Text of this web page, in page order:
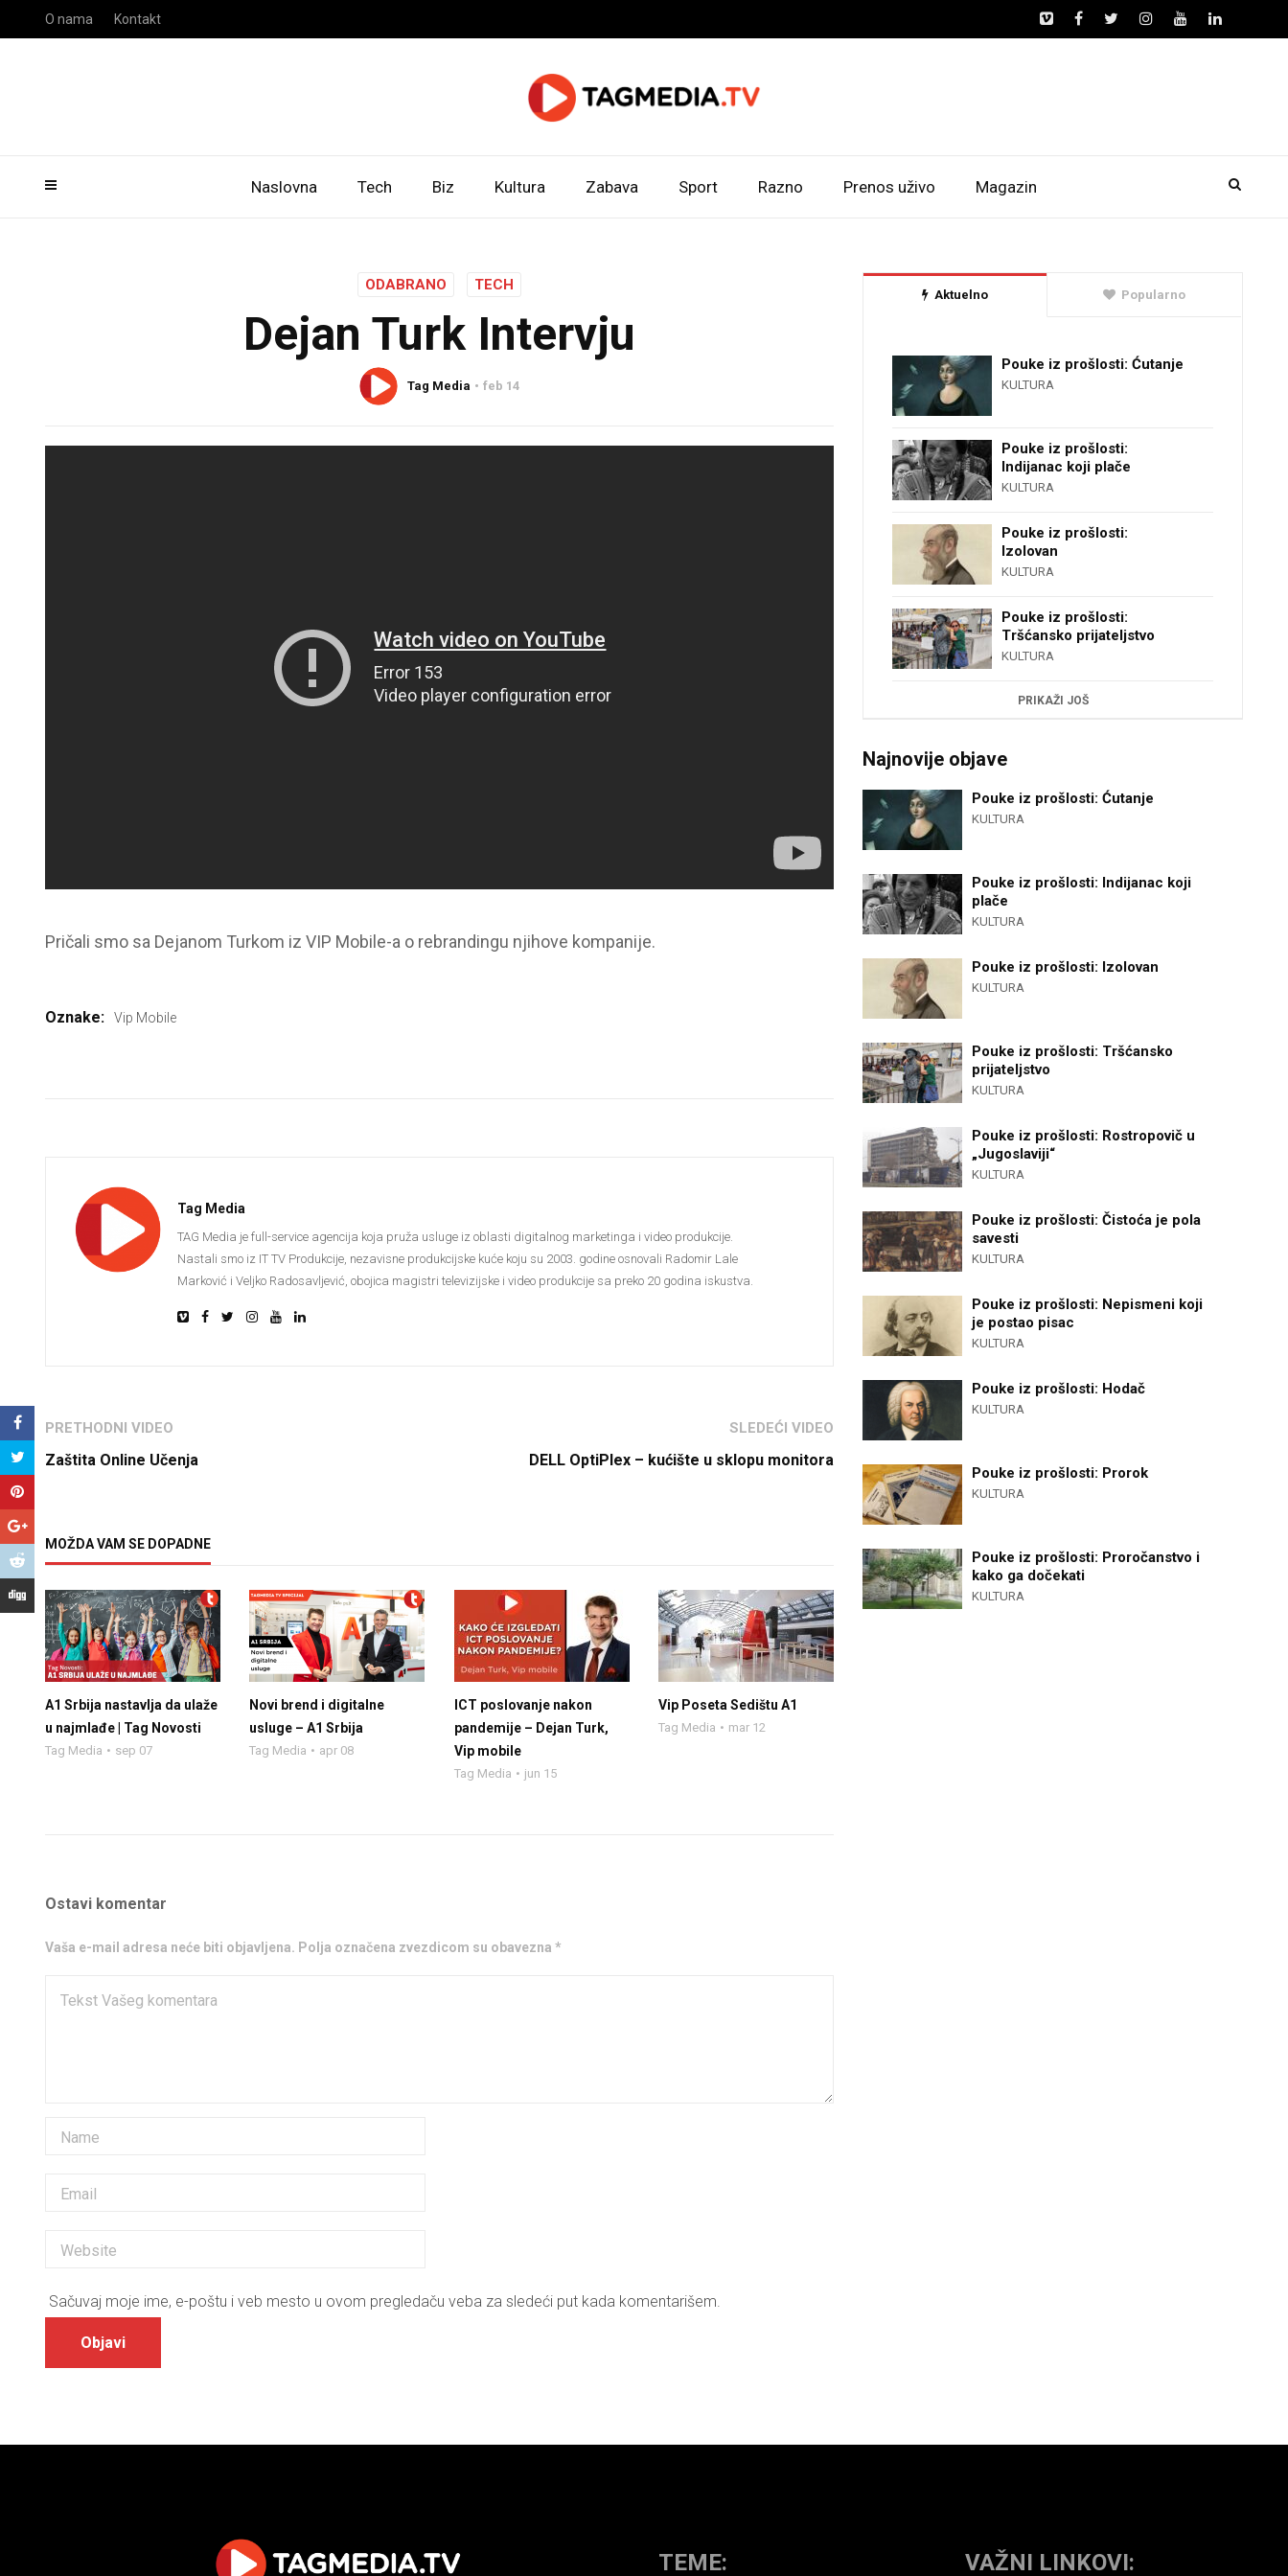
Naslovna Tech Biz Kultura Zabava Sport Razno Prenos uživo Magazin
O nama Kontakt
ODABRANO TECH
Dejan Turk Intervju
Tag Media feb 14
Pričali smo sa Dejanom Turkom iz VIP Mobile-a o rebrandingu njihove kompanije.
Oznake: Vip Mobile
Tag Media
TAG Media je full-service agencija koja pruža usluge iz oblasti digitalnog marketinga i video produkcije.
Nastali smo iz IT TV Produkcije, nezavisne produkcijske kuće koju su 2003. godine osnovali Radomir Lale
Marković i Veljko Radosavljević, obojica magistri televizijske i video produkcije sa preko 20 godina iskustva.
PRETHODNI VIDEO
Zaštita Online Učenja
SLEDEĆI VIDEO
DELL OptiPlex – kućište u sklopu monitora
MOŽDA VAM SE DOPADNE
A1 Srbija nastavlja da ulaže
u najmlađe | Tag Novosti
Tag Media sep 07
Novi brend i digitalne
usluge – A1 Srbija
Tag Media apr 08
ICT poslovanje nakon
pandemije – Dejan Turk,
Vip mobile
Tag Media jun 15
Vip Poseta Sedištu A1
Tag Media mar 12
Ostavi komentar
Vaša e-mail adresa neće biti objavljena. Polja označena zvezdicom su obavezna *
Sačuvaj moje ime, e-poštu i veb mesto u ovom pregledaču veba za sledeći put kada komentarišem.
Aktuelno Popularno
Pouke iz prošlosti: Ćutanje
KULTURA
Pouke iz prošlosti:
Indijanac koji plače
KULTURA
Pouke iz prošlosti:
Izolovan
KULTURA
Pouke iz prošlosti:
Tršćansko prijateljstvo
KULTURA
PRIKAŽI JOŠ
Najnovije objave
Pouke iz prošlosti: Ćutanje
KULTURA
Pouke iz prošlosti: Indijanac koji
plače
KULTURA
Pouke iz prošlosti: Izolovan
KULTURA
Pouke iz prošlosti: Tršćansko
prijateljstvo
KULTURA
Pouke iz prošlosti: Rostropovič u
„Jugoslaviji“
KULTURA
Pouke iz prošlosti: Čistoća je pola
savesti
KULTURA
Pouke iz prošlosti: Nepismeni koji
je postao pisac
KULTURA
Pouke iz prošlosti: Hodač
KULTURA
Pouke iz prošlosti: Prorok
KULTURA
Pouke iz prošlosti: Proročanstvo i
kako ga dočekati
KULTURA
TEME: VAŽNI LINKOVI: